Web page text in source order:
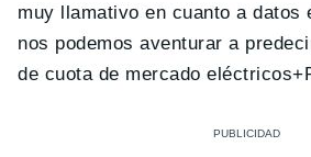
muy llamativo en cuanto a datos
nos podemos aventurar a
de cuota de mercado